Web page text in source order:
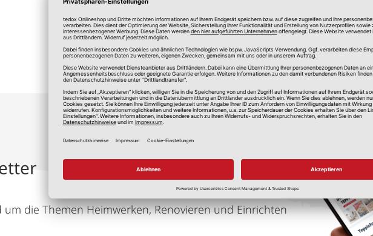
*Alle Preise in Euro, inkl. gesetzlicher Mehrwertsteuer, zzgl.
die Themen Heimwerken, Renovieren und Einrichten